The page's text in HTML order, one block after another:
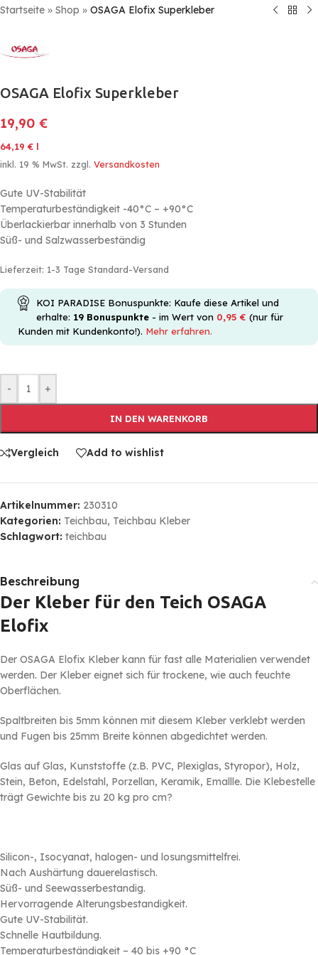
Startseite » Shop » OSAGA Elofix Superkleber
OSAGA Elofix Superkleber
19,90 €
64,19 € l
inkl. 19 % MwSt. zzgl. Versandkosten
Gute UV-Stabilität
Temperaturbeständigkeit -40°C – +90°C
Überlackierbar innerhalb von 3 Stunden
Süß- und Salzwasserbeständig
Lieferzeit: 1-3 Tage Standard-Versand
KOI PARADISE Bonuspunkte: Kaufe diese Artikel und
erhalte: 19 Bonuspunkte - im Wert von 0,95 € (nur für
Kunden mit Kundenkonto!). Mehr erfahren.
- +
IN DEN WARENKORB
Vergleich Add to wishlist
Artikelnummer: 230310
Kategorien: Teichbau, Teichbau Kleber
Schlagwort: teichbau
Beschreibung
Der Kleber für den Teich OSAGA
Elofix
Der OSAGA Elofix Kleber kann für fast alle Materialien verwendet
werden. Der Kleber eignet sich für trockene, wie auch feuchte
Oberflächen.
Spaltbreiten bis 5mm können mit diesem Kleber verklebt werden
und Fugen bis 25mm Breite können abgedichtet werden.
Glas auf Glas, Kunststoffe (z.B. PVC, Plexiglas, Styropor), Holz,
Stein, Beton, Edelstahl, Porzellan, Keramik, Emallle. Die Klebestelle
trägt Gewichte bis zu 20 kg pro cm?
Silicon-, Isocyanat, halogen- und losungsmittelfrei.
Nach Aushärtung dauerelastisch.
Süß- und Seewasserbestandig.
Hervorragende Alterungsbestandigkeit.
Gute UV-Stabilität.
Schnelle Hautbildung.
Temperaturbeständigkeit – 40 bis +90 °C